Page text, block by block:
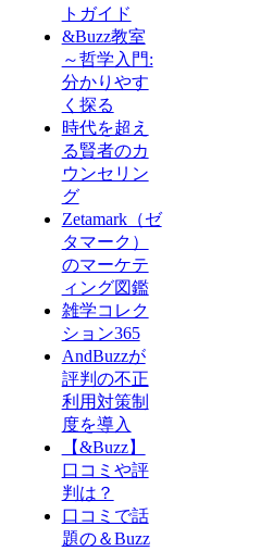
トガイド
&Buzz教室
～哲学入門:
分かりやす
く探る
時代を超え
る賢者のカ
ウンセリン
グ
Zetamark（ゼ
タマーク）
のマーケテ
ィング図鑑
雑学コレク
ション365
AndBuzzが
評判の不正
利用対策制
度を導入
【&Buzz】
口コミや評
判は？
口コミで話
題の＆Buzz